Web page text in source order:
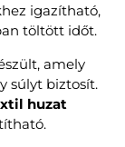
igazítható,
töltött időt.
amely
súlyt biztosít.
huzat